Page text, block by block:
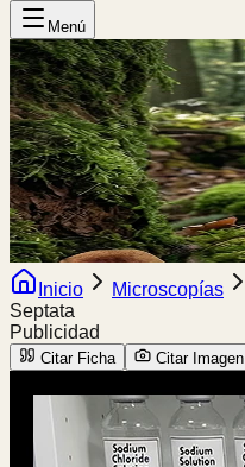
Menú
Inicio Microscopías
Septata
Publicidad
Citar Ficha Citar Imagen